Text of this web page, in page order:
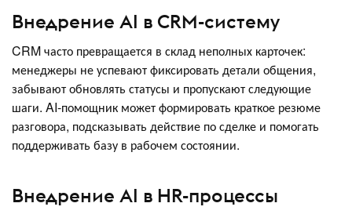
Внедрение AI в CRM-систему
CRM часто превращается в склад неполных карточек:
менеджеры не успевают фиксировать детали общения,
забывают обновлять статусы и пропускают следующие
шаги. AI-помощник может формировать краткое резюме
разговора, подсказывать действие по сделке и помогать
поддерживать базу в рабочем состоянии.
Внедрение AI в HR-процессы